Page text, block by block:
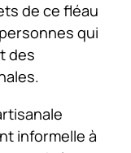
de ce fléau
qui
des
informelle à